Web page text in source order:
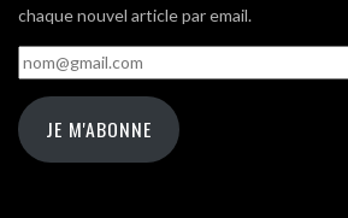
chaque nouvel article par email.
nom@gmail.com
JE M'ABONNE